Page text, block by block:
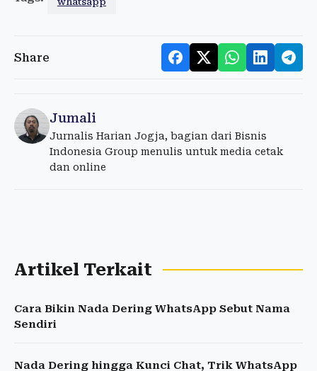
Share
Jumali
Jurnalis Harian Jogja, bagian dari Bisnis
Indonesia Group menulis untuk media cetak
dan online
Artikel Terkait
Cara Bikin Nada Dering WhatsApp Sebut Nama
Sendiri
Nada Dering hingga Kunci Chat, Trik WhatsApp